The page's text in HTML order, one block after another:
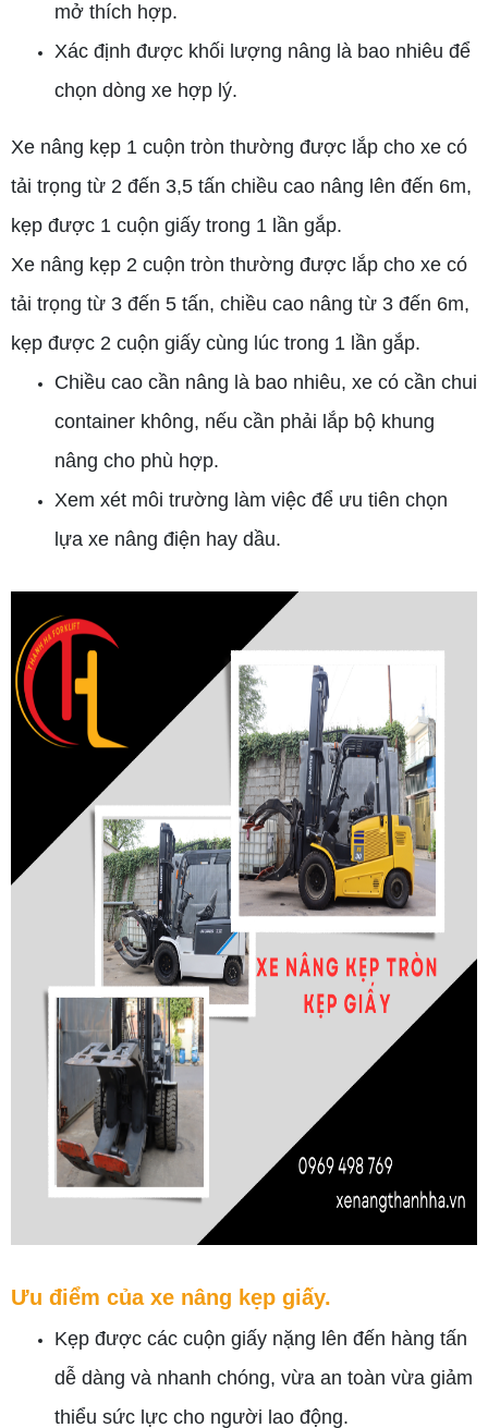
mở thích hợp.
Xác định được khối lượng nâng là bao nhiêu để
chọn dòng xe hợp lý.
Xe nâng kẹp 1 cuộn tròn thường được lắp cho xe có
tải trọng từ 2 đến 3,5 tấn chiều cao nâng lên đến 6m,
kẹp được 1 cuộn giấy trong 1 lần gắp.
Xe nâng kẹp 2 cuộn tròn thường được lắp cho xe có
tải trọng từ 3 đến 5 tấn, chiều cao nâng từ 3 đến 6m,
kẹp được 2 cuộn giấy cùng lúc trong 1 lần gắp.
Chiều cao cần nâng là bao nhiêu, xe có cần chui
container không, nếu cần phải lắp bộ khung
nâng cho phù hợp.
Xem xét môi trường làm việc để ưu tiên chọn
lựa xe nâng điện hay dầu.
Ưu điểm của xe nâng kẹp giấy.
Kẹp được các cuộn giấy nặng lên đến hàng tấn
dễ dàng và nhanh chóng, vừa an toàn vừa giảm
thiểu sức lực cho người lao động.